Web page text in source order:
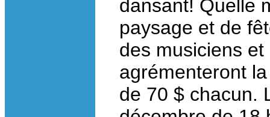
dansant! Quelle
paysage et de
des musiciens
agrémenteront
de 70 $ chacun.